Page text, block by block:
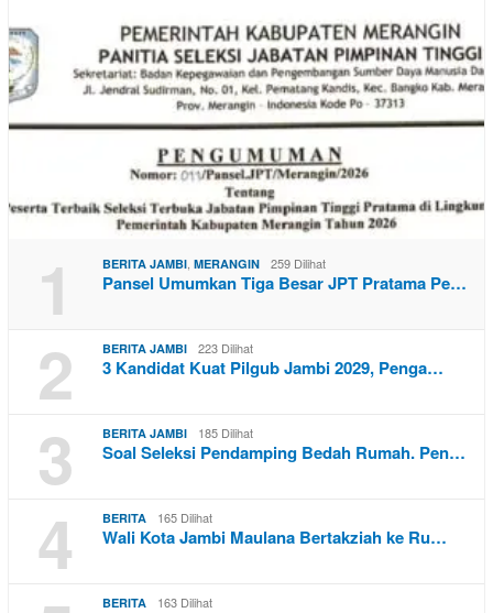
1 BERITA JAMBI MERANGIN 259 Dilihat
Pansel Umumkan Tiga Besar JPT Pratama Pe…
2 BERITA JAMBI 223 Dilihat
3 Kandidat Kuat Pilgub Jambi 2029, Penga…
3 BERITA JAMBI 185 Dilihat
Soal Seleksi Pendamping Bedah Rumah. Pen…
4 BERITA 165 Dilihat
Wali Kota Jambi Maulana Bertakziah ke Ru…
BERITA 163 Dilihat